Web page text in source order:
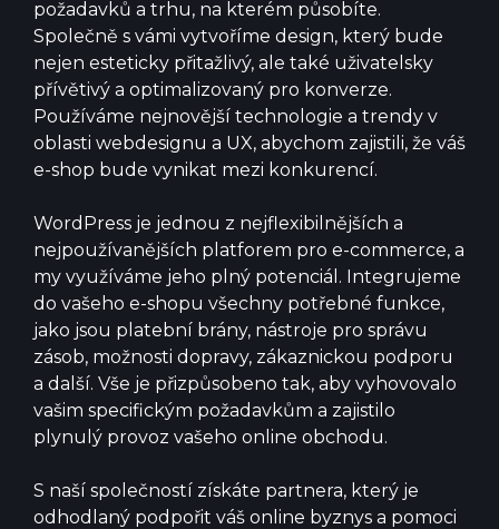
požadavků a trhu, na kterém působíte.
Společně s vámi vytvoříme design, který bude
nejen esteticky přitažlivý, ale také uživatelsky
přívětivý a optimalizovaný pro konverze.
Používáme nejnovější technologie a trendy v
oblasti webdesignu a UX, abychom zajistili, že váš
e-shop bude vynikat mezi konkurencí.
WordPress je jednou z nejflexibilnějších a
nejpoužívanějších platforem pro e-commerce, a
my využíváme jeho plný potenciál. Integrujeme
do vašeho e-shopu všechny potřebné funkce,
jako jsou platební brány, nástroje pro správu
zásob, možnosti dopravy, zákaznickou podporu
a další. Vše je přizpůsobeno tak, aby vyhovovalo
vašim specifickým požadavkům a zajistilo
plynulý provoz vašeho online obchodu.
S naší společností získáte partnera, který je
odhodlaný podpořit váš online byznys a pomoci